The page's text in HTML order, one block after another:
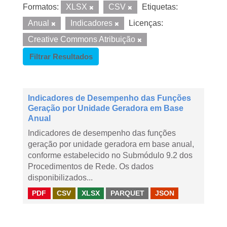
Formatos: XLSX CSV
Etiquetas:
Anual
Indicadores
Licenças:
Creative Commons Atribuição
Filtrar Resultados
Indicadores de Desempenho das Funções
Geração por Unidade Geradora em Base
Anual
Indicadores de desempenho das funções
geração por unidade geradora em base anual,
conforme estabelecido no Submódulo 9.2 dos
Procedimentos de Rede. Os dados
disponibilizados...
PDF CSV XLSX PARQUET JSON